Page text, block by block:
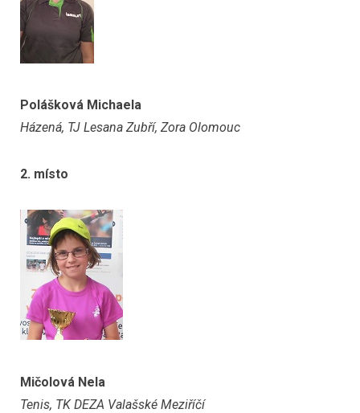
Polášková Michaela
Házená, TJ Lesana Zubří, Zora Olomouc
2. místo
Mičolová Nela
Tenis, TK DEZA Valašské Meziříčí